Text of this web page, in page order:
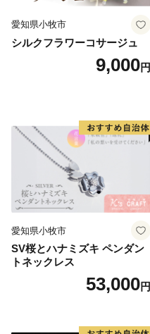
愛知県小牧市
シルクフラワーコサージュ
9,000円
愛知県小牧市
SV桜とハナミズキ ペンダン
トネックレス
53,000円